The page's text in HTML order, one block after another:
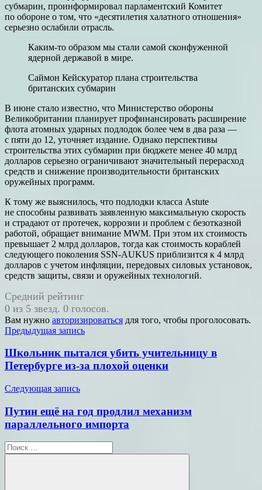
субмарин, проинформировал парламентский Комитет
по обороне о том, что «десятилетия халатного отношения»
серьезно ослабили отрасль.
Каким-то образом мы стали самой сконфуженной
ядерной державой в мире.
Саймон Кейскуратор плана строительства
британских субмарин
В июне стало известно, что Министерство обороны
Великобритании планирует профинансировать расширение
флота атомных ударных подлодок более чем в два раза —
с пяти до 12, уточняет издание. Однако перспективы
строительства этих субмарин при бюджете менее 40 млрд
долларов серьезно ограничивают значительный перерасход
средств и снижение производительности британских
оружейных программ.
К тому же выяснилось, что подлодки класса Astute
не способны развивать заявленную максимальную скорость
и страдают от протечек, коррозии и проблем с безотказной
работой, обращает внимание MWM. При этом их стоимость
превышает 2 млрд долларов, тогда как стоимость кораблей
следующего поколения SSN-AUKUS приблизится к 4 млрд
долларов с учетом инфляции, передовых силовых установок,
средств защиты, связи и оружейных технологий.
Средний рейтинг
0 из 5 звезд. 0 голосов.
Вам нужно авторизироваться для того, чтобы проголосовать.
Навигация
по
записям
Предыдущая запись
Школьник пытался убить учительницу в
Петербурге из-за плохой оценки
Следующая запись
Путин ещё на год продлил механизм
параллельного импорта
Поиск
для: